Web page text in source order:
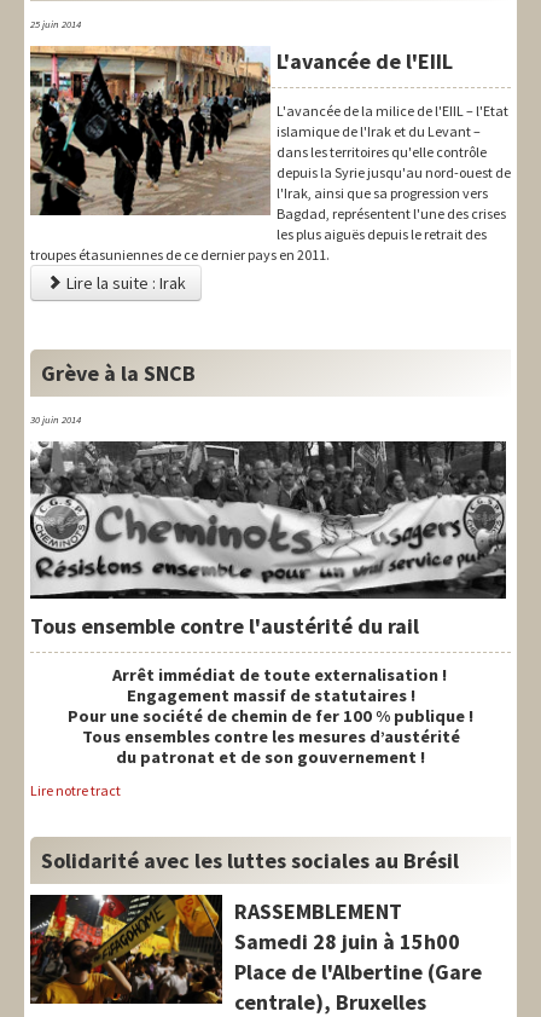
25 juin 2014
L'avancée de l'EIIL
L'avancée de la milice de l'EIIL – l'Etat
islamique de l'Irak et du Levant –
dans les territoires qu'elle contrôle
depuis la Syrie jusqu'au nord-ouest de
l'Irak, ainsi que sa progression vers
Bagdad, représentent l'une des crises
les plus aiguës depuis le retrait des
troupes étasuniennes de ce dernier pays en 2011.
Lire la suite : Irak
Grève à la SNCB
30 juin 2014
Tous ensemble contre l'austérité du rail
Arrêt immédiat de toute externalisation !
Engagement massif de statutaires !
Pour une société de chemin de fer 100 % publique !
Tous ensembles contre les mesures d’austérité
du patronat et de son gouvernement !
Lire notre tract
Solidarité avec les luttes sociales au Brésil
RASSEMBLEMENT
Samedi 28 juin à 15h00
Place de l'Albertine (Gare
centrale), Bruxelles